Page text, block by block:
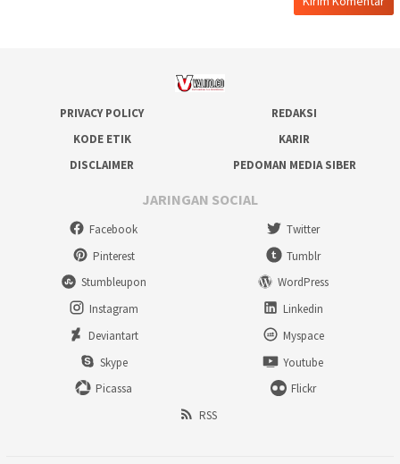
PRIVACY POLICY
REDAKSI
KODE ETIK
KARIR
DISCLAIMER
PEDOMAN MEDIA SIBER
JARINGAN SOCIAL
Facebook
Twitter
Pinterest
Tumblr
Stumbleupon
WordPress
Instagram
Linkedin
Deviantart
Myspace
Skype
Youtube
Picassa
Flickr
RSS